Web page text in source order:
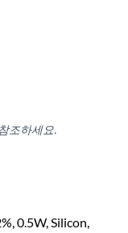
조하세요.
0.5W, Silicon,